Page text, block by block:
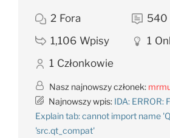
2 Fora 540
1,106 Wpisy 1
1 Członkowie
Nasz najnowszy członek:
Najnowszy wpis: IDA: ERROR:
Explain tab: cannot import name
'src.qt_compat'